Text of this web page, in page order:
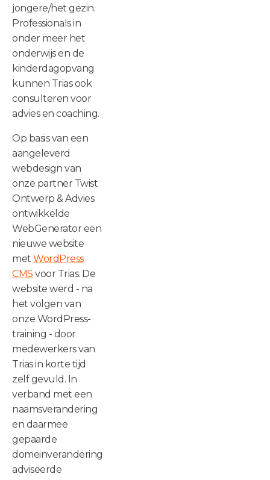
jongere/het gezin.
Professionals in
onder meer het
onderwijs en de
kinderdagopvang
kunnen Trias ook
consulteren voor
advies en coaching.
Op basis van een
aangeleverd
webdesign van
onze partner Twist
Ontwerp & Advies
ontwikkelde
WebGenerator een
nieuwe website
met WordPress
CMS voor Trias. De
website werd - na
het volgen van
onze WordPress-
training - door
medewerkers van
Trias in korte tijd
zelf gevuld. In
verband met een
naamsverandering
en daarmee
gepaarde
domeinverandering
adviseerde